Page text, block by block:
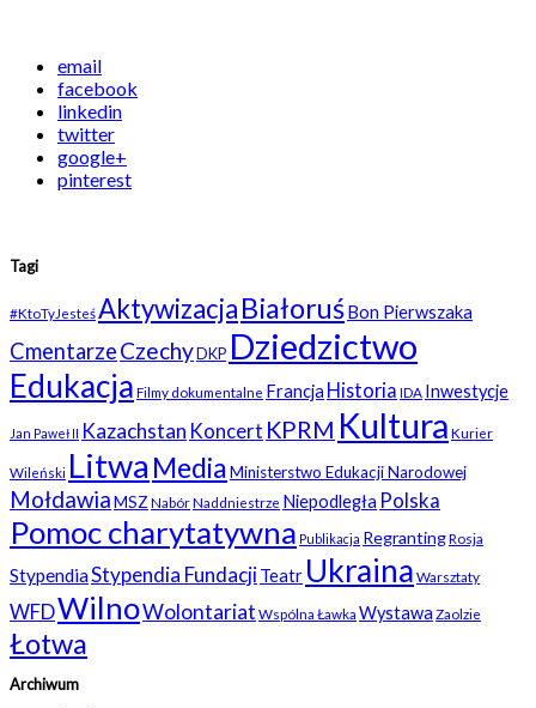
email
facebook
linkedin
twitter
google+
pinterest
Tagi
#KtoTyJesteśAktywizacjaBiałoruśBon Pierwszaka
CmentarzeCzechyDKP Dziedzictwo
Edukacja Filmy dokumentalne Francja Historia IDA Inwestycje
Jan Paweł II Kazachstan Koncert KPRM Kultura Kurier
Wileński Litwa MediaMinisterstwo Edukacji Narodowej
MołdawiaMSZ NabórNaddniestrze Niepodległa Polska
Pomoc charytatywna Publikacja RegrantingRosja
StypendiaStypendia FundacjiTeatr Ukraina Warsztaty
WFDWilnoWolontariat Wspólna Ławka Wystawa Zaolzie
Łotwa
Archiwum